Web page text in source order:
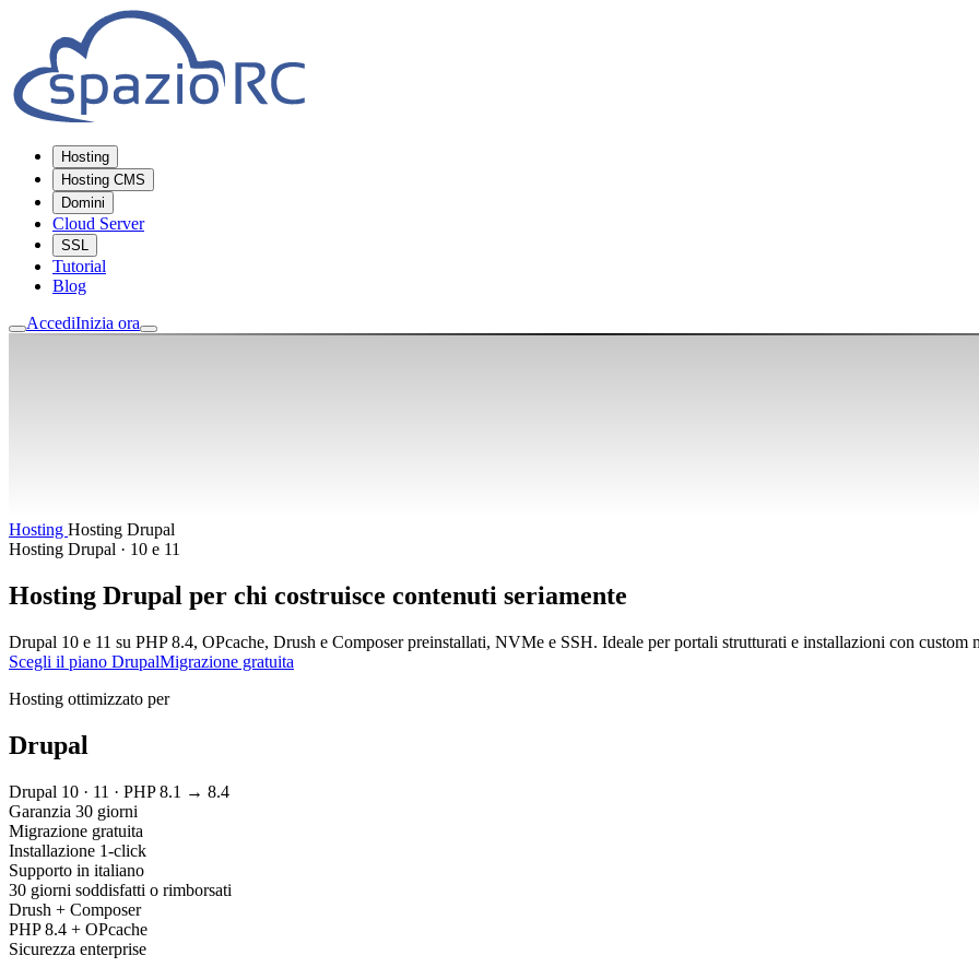
Hosting
Hosting CMS
Domini
Cloud Server
SSL
Tutorial
Blog
AccediInizia ora
Hosting Hosting Drupal
Hosting Drupal · 10 e 11
Hosting Drupal per chi costruisce contenuti seriamente
Drupal 10 e 11 su PHP 8.4, OPcache, Drush e Composer preinstallati, NVMe e SSH. Ideale per portali strutturati e installazioni con custom
Scegli il piano DrupalMigrazione gratuita
Hosting ottimizzato per
Drupal
Drupal 10 · 11 · PHP 8.1 → 8.4
Garanzia 30 giorni
Migrazione gratuita
Installazione 1-click
Supporto in italiano
30 giorni soddisfatti o rimborsati
Drush + Composer
PHP 8.4 + OPcache
Sicurezza enterprise